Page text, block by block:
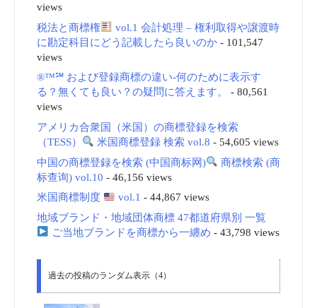
views
税法と商標権
vol.1 会計処理 – 権利取得や譲渡時
に勘定科目にどう記載したら良いのか- 101,547
views
®™℠ および登録商標の違い-何のために表示す
る？無くても良い？の疑問に答えます。
- 80,561
views
アメリカ合衆国（米国）の商標登録を検索
（TESS）
米国商標登録 検索 vol.8 - 54,605 views
中国の商標登録を検索 (中国商标网)
商標検索 (商
标查询) vol.10 - 46,156 views
米国商標制度
vol.1 - 44,867 views
地域ブランド・地域団体商標 47都道府県別 一覧
ご当地ブランドを商標から一纏め - 43,798 views
過去の投稿のランダム表示（4）